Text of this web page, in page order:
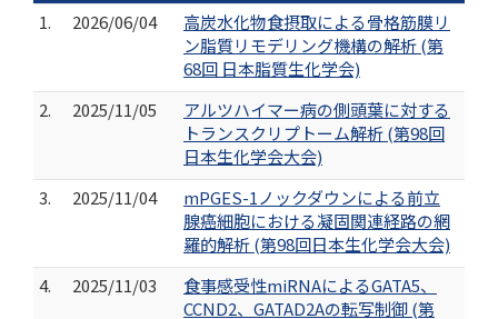
1.
2026/06/04
高炭水化物食摂取による骨格筋膜リ
ン脂質リモデリング機構の解析 (第
68回 日本脂質生化学会)
2.
2025/11/05
アルツハイマー病の側頭葉に対する
トランスクリプトーム解析 (第98回
日本生化学会大会)
3.
2025/11/04
mPGES-1ノックダウンによる前立
腺癌細胞における凝固関連経路の網
羅的解析 (第98回日本生化学会大会)
4.
2025/11/03
食事感受性miRNAによるGATA5、
CCND2、GATAD2Aの転写制御 (第